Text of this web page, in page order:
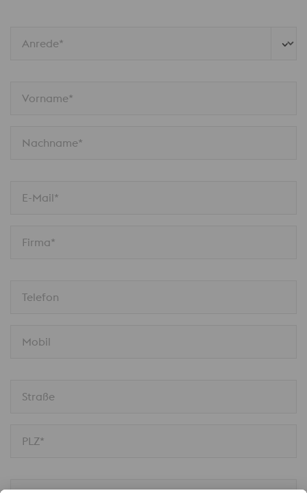
Anrede*
Vorname*
Nachname*
E-Mail*
Firma*
Telefon
Mobil
Straße
PLZ*